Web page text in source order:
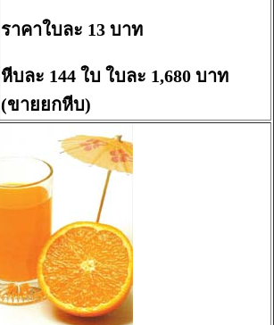
ราคาใบละ 13 บาท
หีบละ 144 ใบ ใบละ 1,680 บาท
(ขายยกหีบ)